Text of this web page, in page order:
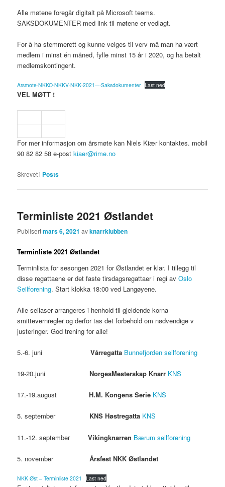
Alle møtene foregår digitalt på Microsoft teams.
SAKSDOKUMENTER med link til møtene er vedlagt.
For å ha stemmerett og kunne velges til verv må man ha vært
medlem i minst én måned, fylle minst 15 år i 2020, og ha betalt
medlemskontingent.
Arsmote-NKKO-NKKV-NKK-2021-–-Saksdokumenter Last ned
VEL MØTT !
For mer informasjon om årsmøte kan Niels Kiær kontaktes. mobil
90 82 82 58 e-postkiaer@rime.no
Skrevet i Posts
Terminliste 2021 Østlandet
Publisertmars 6, 2021 avknarrklubben
Terminliste 2021 Østlandet
Terminlista for sesongen 2021 for Østlandet er klar. I tillegg til
disse regattaene er det faste tirsdagsregattaer i regi avOslo
Seilforening. Start klokka 18:00 ved Langøyene.
Alle seilaser arrangeres i henhold til gjeldende korna
smittevernregler og derfor tas det forbehold om nødvendige v
justeringer. God trening for alle!
5.-6. juniVårregatta Bunnefjorden seilforening
19-20.juniNorgesMesterskap Knarr KNS
17.-19.augustH.M. Kongens Serie KNS
5. september KNS Høstregatta KNS
11.-12. septemberVikingknarren Bærum seilforening
5. novemberÅrsfest NKK Østlandet
NKK Øst – Terminliste 2021 Last ned